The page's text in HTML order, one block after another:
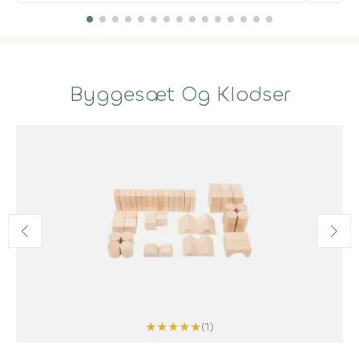
Byggesæt Og Klodser
★★★★★(1)